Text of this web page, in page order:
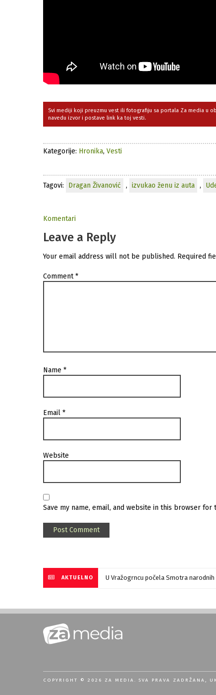
Svi mediji koji preuzmu vest ili fotografiju sa portala Za media u
navedu izvor i postave link ka toj vesti.
Kategorije: Hronika, Vesti
Tagovi: Dragan Živanović , izvukao ženu iz auta ,
Komentari
Leave a Reply
Your email address will not be published. Required
Comment*
Name *
Email *
Website
Save my name, email, and website in this browser
AKTUELNO U Vražogrncu počela Smotra
COPYRIGHT © 2026 ZA MEDIA. SVA PRAVA ZADRŽANA,